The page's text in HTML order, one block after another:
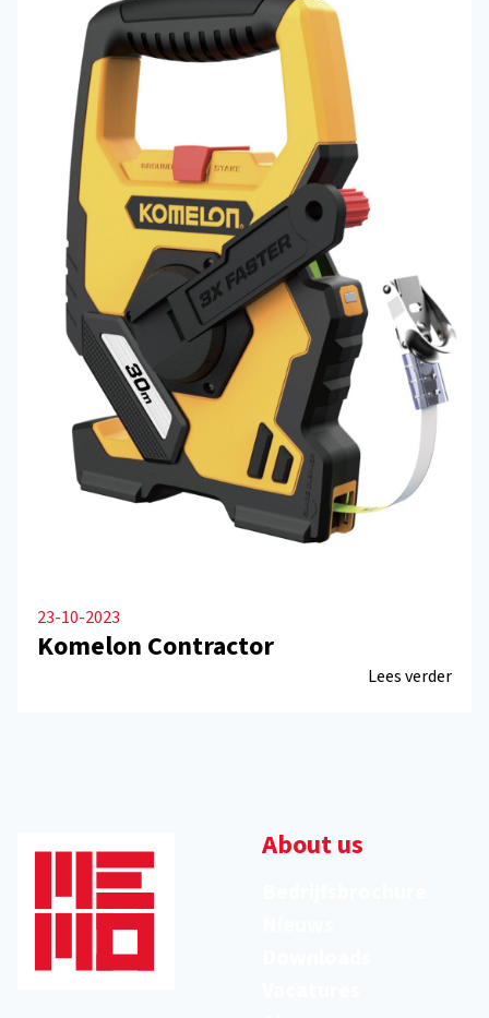
23-10-2023
Komelon Contractor
Lees verder
About us